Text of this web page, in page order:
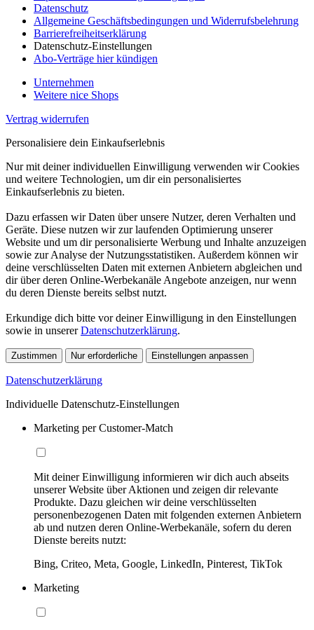
Datenschutz
Allgemeine Geschäftsbedingungen und Widerrufsbelehrung
Barrierefreiheitserklärung
Datenschutz-Einstellungen
Abo-Verträge hier kündigen
Unternehmen
Weitere nice Shops
Vertrag widerrufen
Personalisiere dein Einkaufserlebnis
Nur mit deiner individuellen Einwilligung verwenden wir Cookies
und weitere Technologien, um dir ein personalisiertes
Einkaufserlebnis zu bieten.
Dazu erfassen wir Daten über unsere Nutzer, deren Verhalten und
Geräte. Diese nutzen wir zur laufenden Optimierung unserer
Website und um dir personalisierte Werbung und Inhalte anzuzeigen
sowie zur Analyse der Nutzungsstatistiken. Außerdem können wir
deine verschlüsselten Daten mit externen Anbietern abgleichen und
dir über deren Online-Werbekanäle Angebote anzeigen, nur wenn
du deren Dienste bereits selbst nutzt.
Erkundige dich bitte vor deiner Einwilligung in den Einstellungen
sowie in unsererDatenschutzerklärung.
Zustimmen Nur erforderliche Einstellungen anpassen
Datenschutzerklärung
Individuelle Datenschutz-Einstellungen
Marketing per Customer-Match
Mit deiner Einwilligung informieren wir dich auch abseits
unserer Website über Aktionen und zeigen dir relevante
Produkte. Dazu gleichen wir deine verschlüsselten
personenbezogenen Daten mit folgenden externen Anbietern
ab und nutzen deren Online-Werbekanäle, sofern du deren
Dienste bereits nutzt:
Bing, Criteo, Meta, Google, LinkedIn, Pinterest, TikTok
Marketing